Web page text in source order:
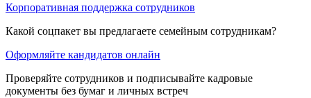
Корпоративная поддержка сотрудников
Какой соцпакет вы предлагаете семейным сотрудникам?
Оформляйте кандидатов онлайн
Проверяйте сотрудников и подписывайте кадровые
документы без бумаг и личных встреч